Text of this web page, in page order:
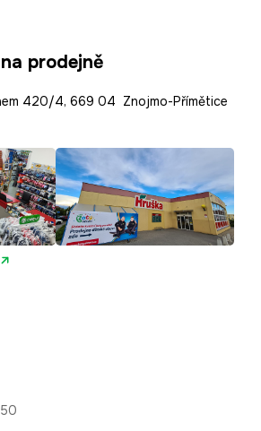
prodejně
420/4, 669 04 Znojmo-Přímětice